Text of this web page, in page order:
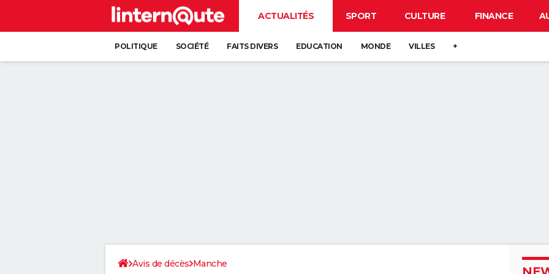
ACTUALITÉS SPORT CULTURE FINANCE
POLITIQUE SOCIÉTÉ FAITS DIVERS EDUCATION MONDE VILLES +
Avis de décès Manche